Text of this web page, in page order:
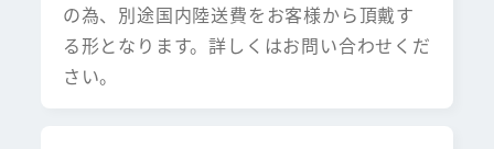
の為、別途国内陸送費をお客様から頂戴す
る形となります。詳しくはお問い合わせくだ
さい。